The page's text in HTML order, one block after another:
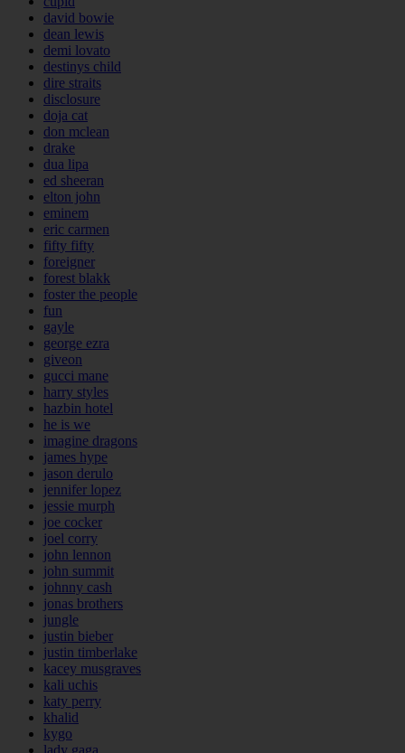
david bowie
dean lewis
demi lovato
destinys child
dire straits
disclosure
doja cat
don mclean
drake
dua lipa
ed sheeran
elton john
eminem
eric carmen
fifty fifty
foreigner
forest blakk
foster the people
fun
gayle
george ezra
giveon
gucci mane
harry styles
hazbin hotel
he is we
imagine dragons
james hype
jason derulo
jennifer lopez
jessie murph
joe cocker
joel corry
john lennon
john summit
johnny cash
jonas brothers
jungle
justin bieber
justin timberlake
kacey musgraves
kali uchis
katy perry
khalid
kygo
lady gaga